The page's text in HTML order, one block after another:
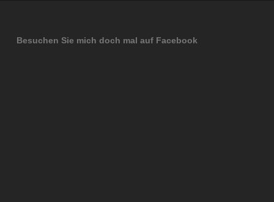
Besuchen Sie mich doch mal auf Facebook